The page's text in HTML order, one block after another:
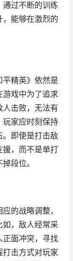
通过不断的训练
能够在激烈的
平精英》依然是
游戏中为了追求
击败，无法有
玩家应时刻保持
。即使是打击敌
援，而不是单打
段位。
的战略调整，
，敌人经常采
正面冲突，寻找
击方式对玩家